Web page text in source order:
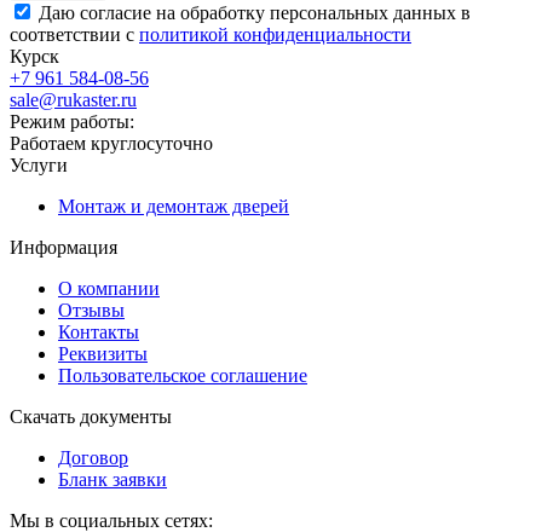
Даю согласие на обработку персональных данных в
соответствии с политикой конфиденциальности
Курск
+7 961 584-08-56
sale@rukaster.ru
Режим работы:
Работаем круглосуточно
Услуги
Монтаж и демонтаж дверей
Информация
О компании
Отзывы
Контакты
Реквизиты
Пользовательское соглашение
Скачать документы
Договор
Бланк заявки
Мы в социальных сетях: